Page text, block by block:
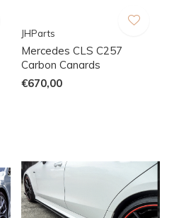
JHParts
Mercedes CLS C257
Carbon Canards
€670,00